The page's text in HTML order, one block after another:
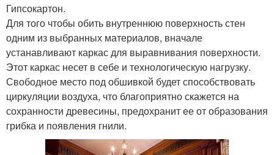
Гипсокартон.
Для того чтобы обить внутреннюю поверхность стен
одним из выбранных материалов, вначале
устанавливают каркас для выравнивания поверхности.
Этот каркас несет в себе и технологическую нагрузку.
Свободное место под обшивкой будет способствовать
циркуляции воздуха, что благоприятно скажется на
сохранности древесины, предохранит ее от образования
грибка и появления гнили.